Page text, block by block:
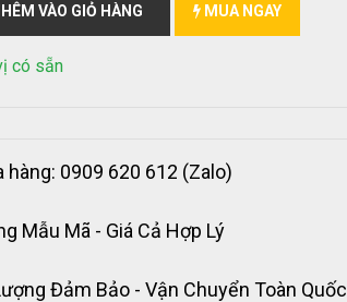
VÀO GIỎ HÀNG MUA NGAY
có sẵn
hàng: 0909 620 612 (Zalo)
Mẫu Mã - Giá Cả Hợp Lý
Đảm Bảo - Vận Chuyển Toàn Quốc